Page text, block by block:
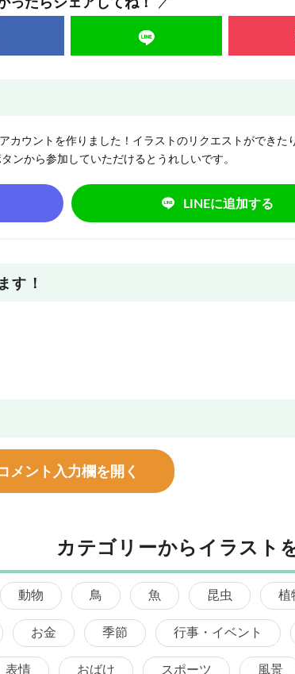
ったらシェアしてね！
カウントを作りました！イラストのリクエストができた
ンから参加していただけるとうれしいです。
LINEに追加する
す！
メント入力欄を開く
カテゴリーからイラスト
動物 鳥 魚 昆虫 植
お金 季節 行事・イベント
表情 おばけ スポーツ 風景